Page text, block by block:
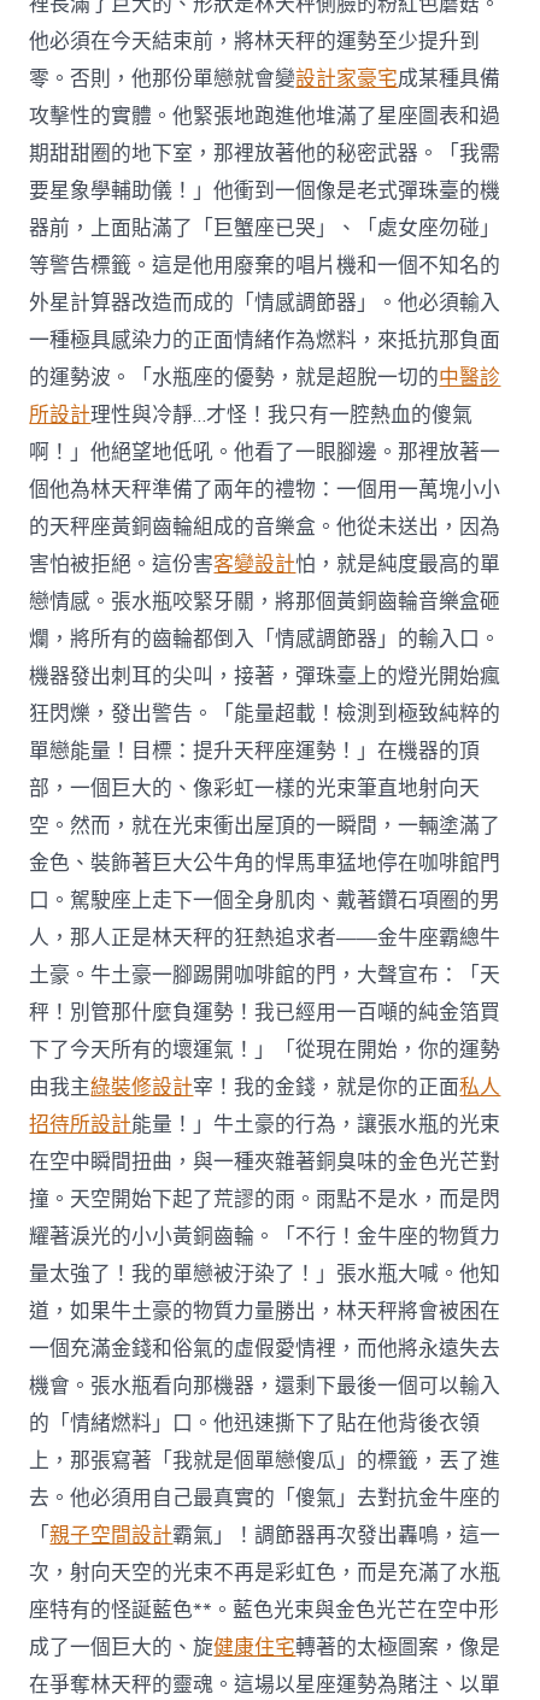
他必須在今天結束前，將林天秤的運勢至少提升到
零。否則，他那份單戀就會變設計家豪宅成某種具備
攻擊性的實體。他緊張地跑進他堆滿了星座圖表和過
期甜甜圈的地下室，那裡放著他的秘密武器。「我需
要星象學輔助儀！」他衝到一個像是老式彈珠臺的機
器前，上面貼滿了「巨蟹座已哭」、「處女座勿碰」
等警告標籤。這是他用廢棄的唱片機和一個不知名的
外星計算器改造而成的「情感調節器」。他必須輸入
一種極具感染力的正面情緒作為燃料，來抵抗那負面
的運勢波。「水瓶座的優勢，就是超脫一切的中醫診
所設計理性與冷靜…才怪！我只有一腔熱血的傻氣
啊！」他絕望地低吼。他看了一眼腳邊。那裡放著一
個他為林天秤準備了兩年的禮物：一個用一萬塊小小
的天秤座黃銅齒輪組成的音樂盒。他從未送出，因為
害怕被拒絕。這份害客變設計怕，就是純度最高的單
戀情感。張水瓶咬緊牙關，將那個黃銅齒輪音樂盒砸
爛，將所有的齒輪都倒入「情感調節器」的輸入口。
機器發出刺耳的尖叫，接著，彈珠臺上的燈光開始瘋
狂閃爍，發出警告。「能量超載！檢測到極致純粹的
單戀能量！目標：提升天秤座運勢！」在機器的頂
部，一個巨大的、像彩虹一樣的光束筆直地射向天
空。然而，就在光束衝出屋頂的一瞬間，一輛塗滿了
金色、裝飾著巨大公牛角的悍馬車猛地停在咖啡館門
口。駕駛座上走下一個全身肌肉、戴著鑽石項圈的男
人，那人正是林天秤的狂熱追求者——金牛座霸總牛
土豪。牛土豪一腳踢開咖啡館的門，大聲宣布：「天
秤！別管那什麼負運勢！我已經用一百噸的純金箔買
下了今天所有的壞運氣！」「從現在開始，你的運勢
由我主綠裝修設計宰！我的金錢，就是你的正面私人
招待所設計能量！」牛土豪的行為，讓張水瓶的光束
在空中瞬間扭曲，與一種夾雜著銅臭味的金色光芒對
撞。天空開始下起了荒謬的雨。雨點不是水，而是閃
耀著淚光的小小黃銅齒輪。「不行！金牛座的物質力
量太強了！我的單戀被汙染了！」張水瓶大喊。他知
道，如果牛土豪的物質力量勝出，林天秤將會被困在
一個充滿金錢和俗氣的虛假愛情裡，而他將永遠失去
機會。張水瓶看向那機器，還剩下最後一個可以輸入
的「情緒燃料」口。他迅速撕下了貼在他背後衣領
上，那張寫著「我就是個單戀傻瓜」的標籤，丟了進
去。他必須用自己最真實的「傻氣」去對抗金牛座的
「親子空間設計霸氣」！調節器再次發出轟鳴，這一
次，射向天空的光束不再是彩虹色，而是充滿了水瓶
座特有的怪誕藍色**。藍色光束與金色光芒在空中形
成了一個巨大的、旋健康住宅轉著的太極圖案，像是
在爭奪林天秤的靈魂。這場以星座運勢為賭注、以單